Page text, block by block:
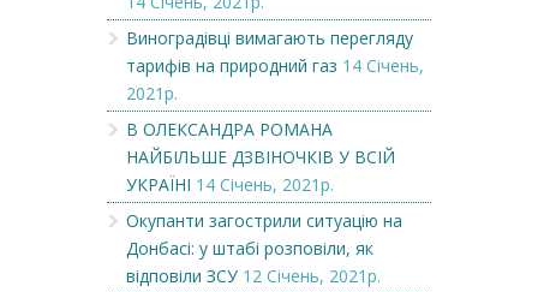
Виноградівці вимагають перегляду
тарифів на природний газ 14 Січень,
2021р.
В ОЛЕКСАНДРА РОМАНА
НАЙБІЛЬШЕ ДЗВІНОЧКІВ У ВСІЙ
УКРАЇНІ 14 Січень, 2021р.
Окупанти загострили ситуацію на
Донбасі: у штабі розповіли, як
відповіли ЗСУ 12 Січень, 2021р.